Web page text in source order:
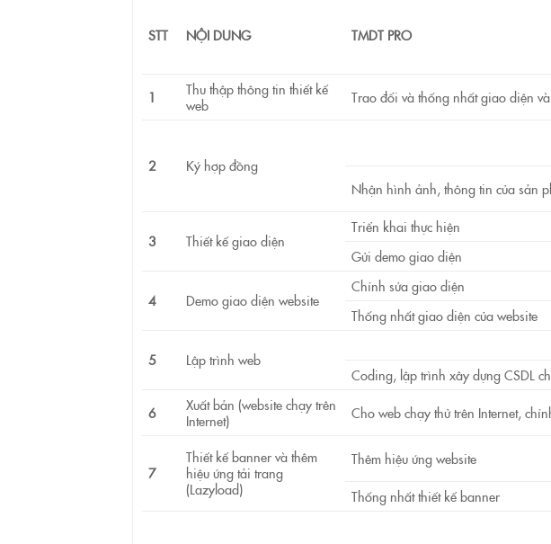
STT NỘI DUNG TMDT PRO
1
Thu thập thông tin thiết kế
web
Trao đổi và thống nhất giao diện
2 Ký hợp đồng
Nhận hình ảnh, thông tin của sản
3 Thiết kế giao diện
Triển khai thực hiện
Gửi demo giao diện
4 Demo giao diện website
Chỉnh sửa giao diện
Thống nhất giao diện của website
5 Lập trình web
Coding, lập trình xây dựng CSDL
6
Xuất bản (website chạy trên
Internet)
Cho web chạy thử trên Internet,
7
Thiết kế banner và thêm
hiệu ứng tải trang
(Lazyload)
Thêm hiệu ứng website
Thống nhất thiết kế banner